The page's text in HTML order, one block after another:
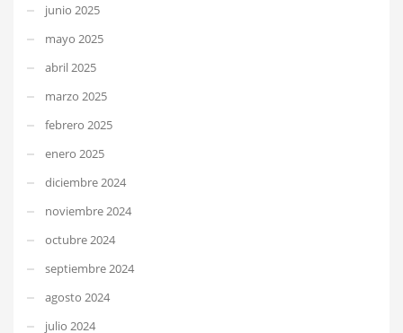
junio 2025
mayo 2025
abril 2025
marzo 2025
febrero 2025
enero 2025
diciembre 2024
noviembre 2024
octubre 2024
septiembre 2024
agosto 2024
julio 2024